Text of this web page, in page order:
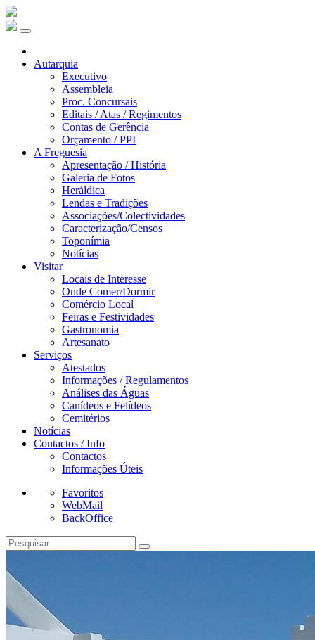
Autarquia
Executivo
Assembleia
Proc. Concursais
Editais / Atas / Regimentos
Contas de Gerência
Orçamento / PPI
A Freguesia
Apresentação / História
Galeria de Fotos
Heráldica
Lendas e Tradições
Associações/Colectividades
Caracterização/Censos
Toponímia
Notícias
Visitar
Locais de Interesse
Onde Comer/Dormir
Comércio Local
Feiras e Festividades
Gastronomia
Artesanato
Serviços
Atestados
Informações / Regulamentos
Análises das Águas
Canídeos e Felídeos
Cemitérios
Notícias
Contactos / Info
Contactos
Informações Úteis
Favoritos
WebMail
BackOffice